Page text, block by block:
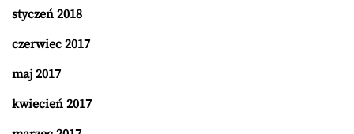
styczeń 2018
czerwiec 2017
maj 2017
kwiecień 2017